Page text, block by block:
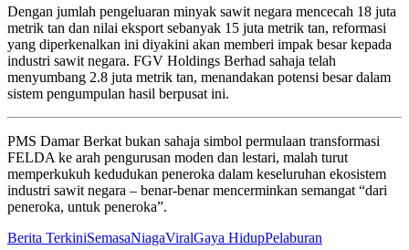
Dengan jumlah pengeluaran minyak sawit negara mencecah 18 juta
metrik tan dan nilai eksport sebanyak 15 juta metrik tan, reformasi
yang diperkenalkan ini diyakini akan memberi impak besar kepada
industri sawit negara. FGV Holdings Berhad sahaja telah
menyumbang 2.8 juta metrik tan, menandakan potensi besar dalam
sistem pengumpulan hasil berpusat ini.
PMS Damar Berkat bukan sahaja simbol permulaan transformasi
FELDA ke arah pengurusan moden dan lestari, malah turut
memperkukuh kedudukan peneroka dalam keseluruhan ekosistem
industri sawit negara – benar-benar mencerminkan semangat “dari
peneroka, untuk peneroka”.
Berita TerkiniSemasaNiagaViralGaya HidupPelaburan